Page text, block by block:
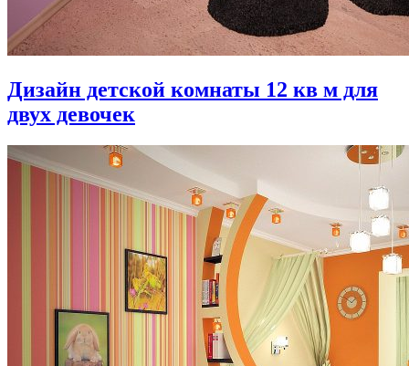
Дизайн детской комнаты 12 кв м для
двух девочек